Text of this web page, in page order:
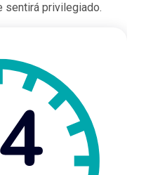
sentirá privilegiado.